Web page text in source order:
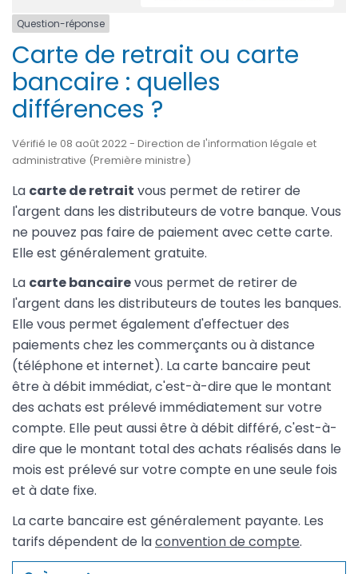
Question-réponse
Carte de retrait ou carte
bancaire : quelles
différences ?
Vérifié le 08 août 2022 - Direction de l'information légale et
administrative (Première ministre)
La carte de retrait vous permet de retirer de
l'argent dans les distributeurs de votre banque. Vous
ne pouvez pas faire de paiement avec cette carte.
Elle est généralement gratuite.
La carte bancairevous permet de retirer de
l'argent dans les distributeurs de toutes les banques.
Elle vous permet également d'effectuer des
paiements chez les commerçants ou à distance
(téléphone et internet). La carte bancaire peut
être à débit immédiat, c'est-à-dire que le montant
des achats est prélevé immédiatement sur votre
compte. Elle peut aussi être à débit différé, c'est-à-
dire que le montant total des achats réalisés dans le
mois est prélevé sur votre compte en une seule fois
et à date fixe.
La carte bancaire est généralement payante. Les
tarifs dépendent de laconvention de compte.